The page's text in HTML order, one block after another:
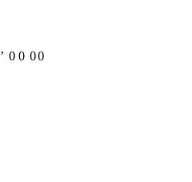
ʼ 0 0 00